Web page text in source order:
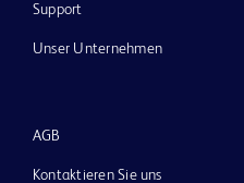
Support
Unser Unternehmen
AGB
Kontaktieren Sie uns